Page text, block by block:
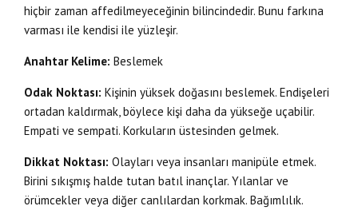
hiçbir zaman affedilmeyeceğinin bilincindedir. Bunu farkına
varması ile kendisi ile yüzleşir.
Anahtar Kelime: Beslemek
Odak Noktası: Kişinin yüksek doğasını beslemek. Endişeleri
ortadan kaldırmak, böylece kişi daha da yükseğe uçabilir.
Empati ve sempati. Korkuların üstesinden gelmek.
Dikkat Noktası: Olayları veya insanları manipüle etmek.
Birini sıkışmış halde tutan batıl inançlar. Yılanlar ve
örümcekler veya diğer canlılardan korkmak. Bağımlılık.